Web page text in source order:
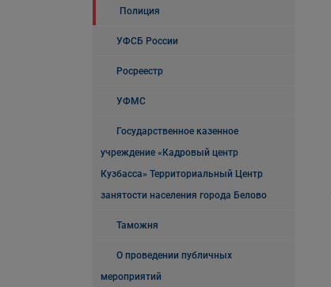
Полиция
УФСБ России
Росреестр
УФМС
Государственное казенное
учреждение «Кадровый центр
Кузбасса» Территориальный Центр
занятости населения города Белово
Таможня
О проведении публичных
мероприятий